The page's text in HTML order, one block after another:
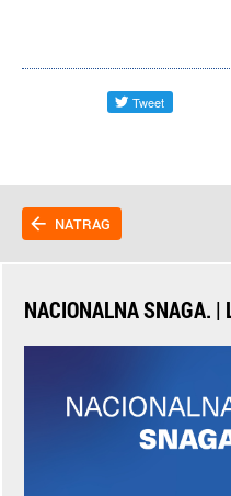
NATRAG
NACIONALNA SNAGA. |